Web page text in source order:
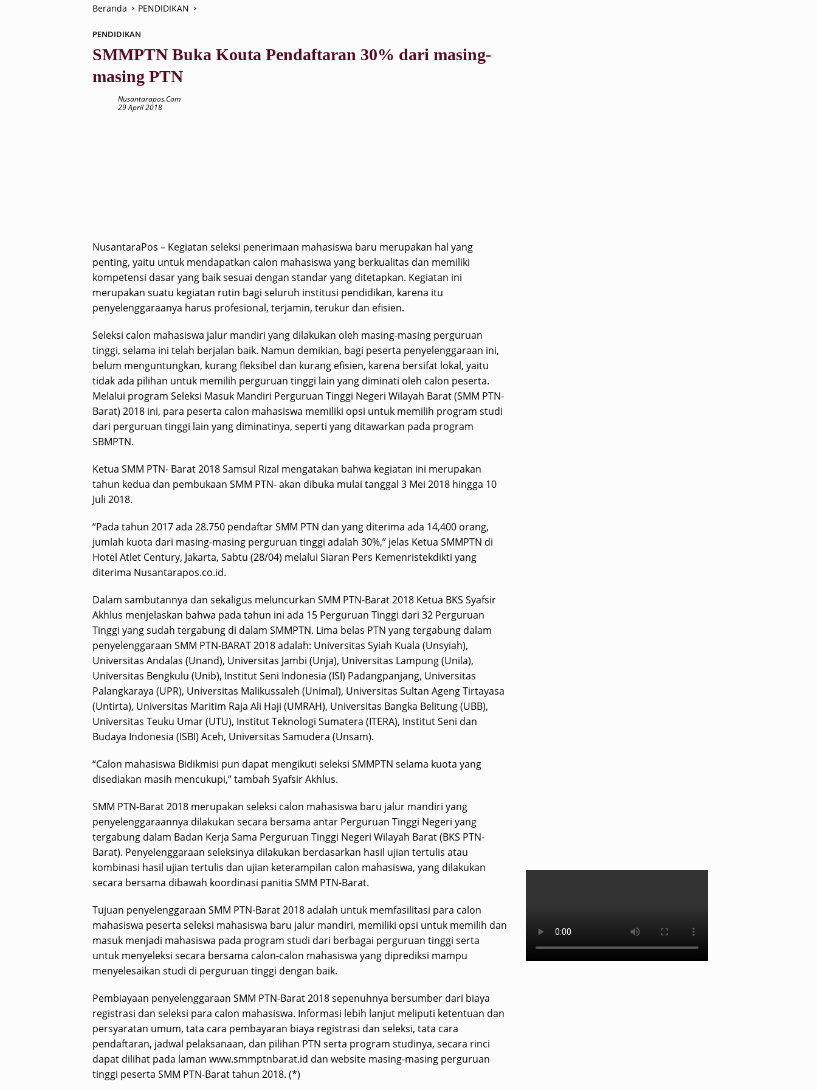
Beranda PENDIDIKAN
PENDIDIKAN
SMMPTN Buka Kouta Pendaftaran 30% dari masing-
masing PTN
Nusantarapos.com
29 April 2018
NusantaraPos – Kegiatan seleksi penerimaan mahasiswa baru merupakan hal yang
penting, yaitu untuk mendapatkan calon mahasiswa yang berkualitas dan memiliki
kompetensi dasar yang baik sesuai dengan standar yang ditetapkan. Kegiatan ini
merupakan suatu kegiatan rutin bagi seluruh institusi pendidikan, karena itu
penyelenggaraanya harus profesional, terjamin, terukur dan efisien.
Seleksi calon mahasiswa jalur mandiri yang dilakukan oleh masing-masing perguruan
tinggi, selama ini telah berjalan baik. Namun demikian, bagi peserta penyelenggaraan ini,
belum menguntungkan, kurang fleksibel dan kurang efisien, karena bersifat lokal, yaitu
tidak ada pilihan untuk memilih perguruan tinggi lain yang diminati oleh calon peserta.
Melalui program Seleksi Masuk Mandiri Perguruan Tinggi Negeri Wilayah Barat (SMM PTN-
Barat) 2018 ini, para peserta calon mahasiswa memiliki opsi untuk memilih program studi
dari perguruan tinggi lain yang diminatinya, seperti yang ditawarkan pada program
SBMPTN.
Ketua SMM PTN- Barat 2018 Samsul Rizal mengatakan bahwa kegiatan ini merupakan
tahun kedua dan pembukaan SMM PTN- akan dibuka mulai tanggal 3 Mei 2018 hingga 10
Juli 2018.
“Pada tahun 2017 ada 28.750 pendaftar SMM PTN dan yang diterima ada 14,400 orang,
jumlah kuota dari masing-masing perguruan tinggi adalah 30%,” jelas Ketua SMMPTN di
Hotel Atlet Century, Jakarta, Sabtu (28/04) melalui Siaran Pers Kemenristekdikti yang
diterima Nusantarapos.co.id.
Dalam sambutannya dan sekaligus meluncurkan SMM PTN-Barat 2018 Ketua BKS Syafsir
Akhlus menjelaskan bahwa pada tahun ini ada 15 Perguruan Tinggi dari 32 Perguruan
Tinggi yang sudah tergabung di dalam SMMPTN. Lima belas PTN yang tergabung dalam
penyelenggaraan SMM PTN-BARAT 2018 adalah: Universitas Syiah Kuala (Unsyiah),
Universitas Andalas (Unand), Universitas Jambi (Unja), Universitas Lampung (Unila),
Universitas Bengkulu (Unib), Institut Seni Indonesia (ISI) Padangpanjang, Universitas
Palangkaraya (UPR), Universitas Malikussaleh (Unimal), Universitas Sultan Ageng Tirtayasa
(Untirta), Universitas Maritim Raja Ali Haji (UMRAH), Universitas Bangka Belitung (UBB),
Universitas Teuku Umar (UTU), Institut Teknologi Sumatera (ITERA), Institut Seni dan
Budaya Indonesia (ISBI) Aceh, Universitas Samudera (Unsam).
“Calon mahasiswa Bidikmisi pun dapat mengikuti seleksi SMMPTN selama kuota yang
disediakan masih mencukupi,” tambah Syafsir Akhlus.
SMM PTN-Barat 2018 merupakan seleksi calon mahasiswa baru jalur mandiri yang
penyelenggaraannya dilakukan secara bersama antar Perguruan Tinggi Negeri yang
tergabung dalam Badan Kerja Sama Perguruan Tinggi Negeri Wilayah Barat (BKS PTN-
Barat). Penyelenggaraan seleksinya dilakukan berdasarkan hasil ujian tertulis atau
kombinasi hasil ujian tertulis dan ujian keterampilan calon mahasiswa, yang dilakukan
secara bersama dibawah koordinasi panitia SMM PTN-Barat.
Tujuan penyelenggaraan SMM PTN-Barat 2018 adalah untuk memfasilitasi para calon
mahasiswa peserta seleksi mahasiswa baru jalur mandiri, memiliki opsi untuk memilih dan
masuk menjadi mahasiswa pada program studi dari berbagai perguruan tinggi serta
untuk menyeleksi secara bersama calon-calon mahasiswa yang diprediksi mampu
menyelesaikan studi di perguruan tinggi dengan baik.
Pembiayaan penyelenggaraan SMM PTN-Barat 2018 sepenuhnya bersumber dari biaya
registrasi dan seleksi para calon mahasiswa. Informasi lebih lanjut meliputi ketentuan dan
persyaratan umum, tata cara pembayaran biaya registrasi dan seleksi, tata cara
pendaftaran, jadwal pelaksanaan, dan pilihan PTN serta program studinya, secara rinci
dapat dilihat pada laman www.smmptnbarat.id dan website masing-masing perguruan
tinggi peserta SMM PTN-Barat tahun 2018. (*)